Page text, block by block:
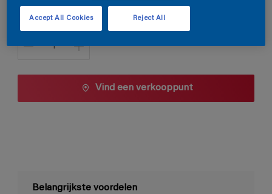
Aantal
Vind een verkooppunt
Belangrijkste voordelen
Reject All
Accept All Cookies